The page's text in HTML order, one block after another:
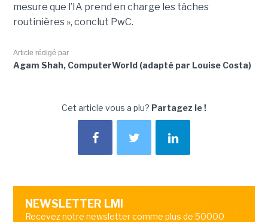
mesure que l’IA prend en charge les tâches
routinières », conclut PwC.
Article rédigé par
Agam Shah, ComputerWorld (adapté par Louise Costa)
Cet article vous a plu? Partagez le !
NEWSLETTER LMI
Recevez notre newsletter comme plus de 50000